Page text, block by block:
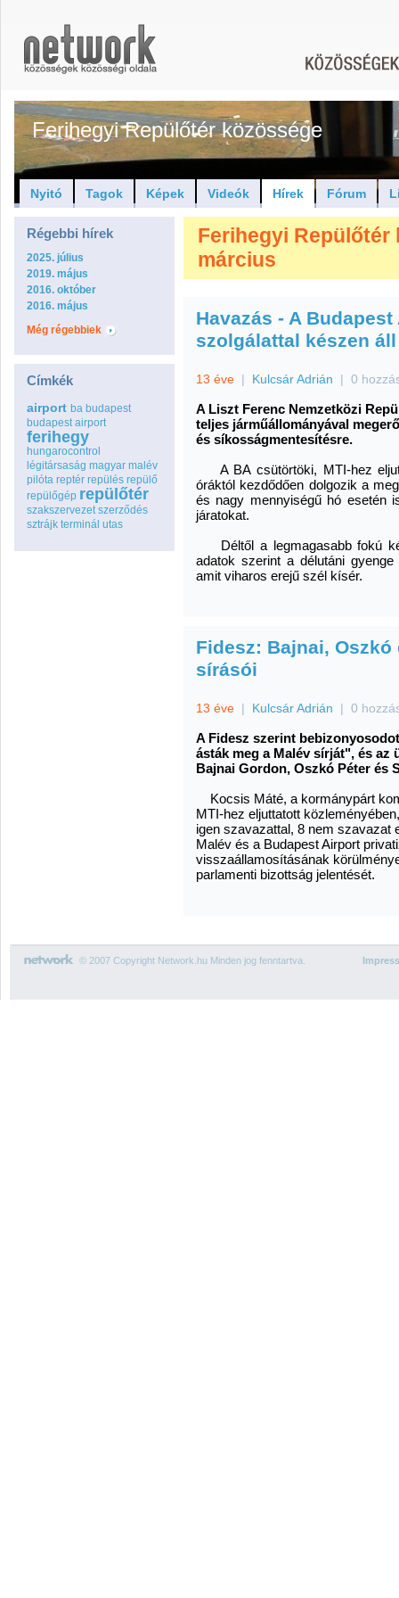
Ferihegyi Repülőtér közössége
Nyitó Tagok Képek Videók Hírek Fórum
Régebbi hírek
2025. július
2019. május
2016. október
2016. május
Még régebbiek
Címkék
airport ba budapest
budapest airport
ferihegy
hungarocontrol
légitársaság magyar malév
pilóta reptér repülés repülő
repülőgép repülőtér
szakszervezet szerződés
sztrájk terminál utas
Ferihegyi Repülőtér
március
Havazás - A
szolgálattal készen
13 éve | Kulcsár Adrián | 0
A Liszt Ferenc Nemzetközi
teljes járműállományával
és síkosságmentesítésre.
A BA csütörtöki, MTI-hez
óráktól kezdődően dolgozik a
és nagy mennyiségű hó esetén
járatokat.
Déltől a legmagasabb fokú
adatok szerint a délutáni
amit viharos erejű szél kísér.
Fidesz: Bajnai,
sírásói
13 éve | Kulcsár Adrián | 0
A Fidesz szerint
ásták meg a Malév sírját", és
Bajnai Gordon, Oszkó Péter és
Kocsis Máté, a kormánypárt
MTI-hez eljuttatott
igen szavazattal, 8 nem szavazat
Malév és a Budapest Airport
visszaállamosításának
parlamenti bizottság jelentését.
© 2007 Copyright Network.hu Minden jog fenntartva.